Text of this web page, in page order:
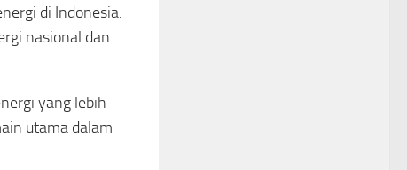
di Indonesia.
nasional dan
yang lebih
utama dalam